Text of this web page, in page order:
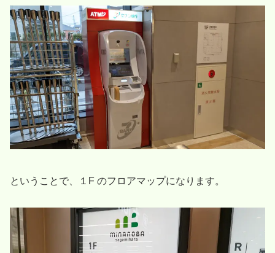
ということで、１F のフロアマップになります。